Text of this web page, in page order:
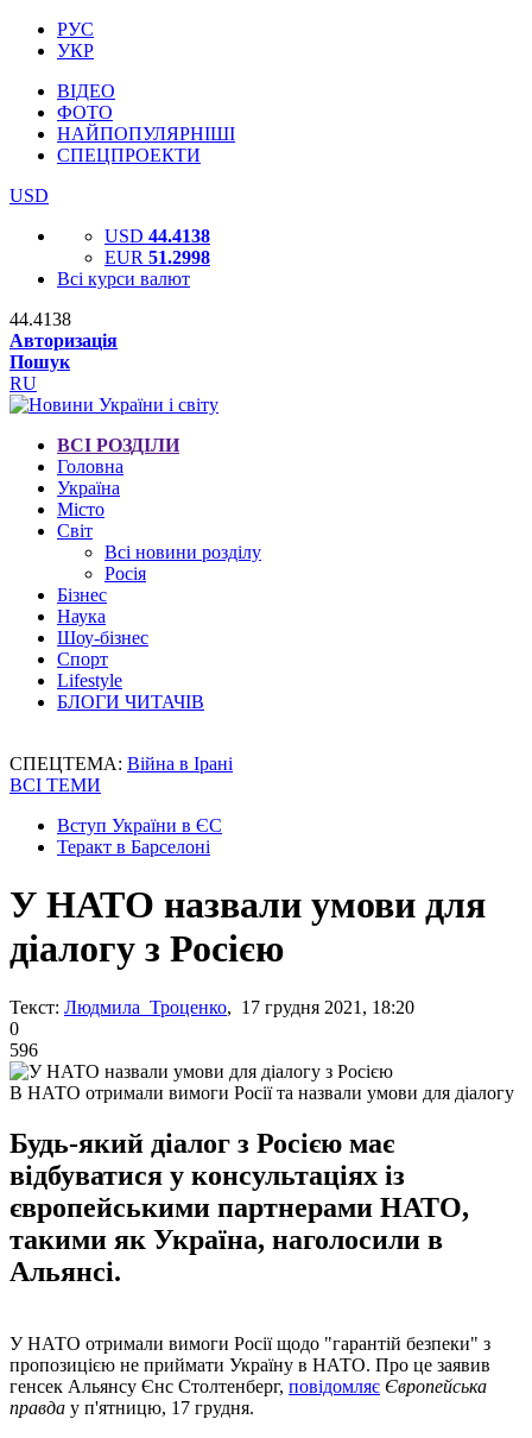
РУС
УКР
ВІДЕО
ФОТО
НАЙПОПУЛЯРНІШІ
СПЕЦПРОЕКТИ
USD
USD 44.4138
EUR 51.2998
Всі курси валют
44.4138
Авторизація
Пошук
RU
ВСІ РОЗДІЛИ
Головна
Україна
Місто
Світ
Всі новини розділу
Росія
Бізнес
Наука
Шоу-бізнес
Спорт
Lifestyle
БЛОГИ ЧИТАЧІВ
СПЕЦТЕМА: Війна в Ірані
ВСІ ТЕМИ
Вступ України в ЄС
Теракт в Барселоні
У НАТО назвали умови для
діалогу з Росією
Текст: Людмила Троценко, 17 грудня 2021, 18:20
0
596
В НАТО отримали вимоги Росії та назвали умови для діалогу
Будь-який діалог з Росією має
відбуватися у консультаціях із
європейськими партнерами НАТО,
такими як Україна, наголосили в
Альянсі.
У НАТО отримали вимоги Росії щодо "гарантій безпеки" з
пропозицією не приймати Україну в НАТО. Про це заявив
генсек Альянсу Єнс Столтенберг, повідомляє Європейська
правда у п'ятницю, 17 грудня.